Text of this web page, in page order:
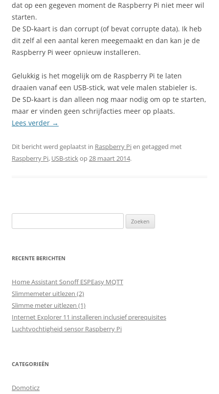
dat op een gegeven moment de Raspberry Pi niet meer wil
starten.
De SD-kaart is dan corrupt (of bevat corrupte data). Ik heb
dit zelf al een aantal keren meegemaakt en dan kan je de
Raspberry Pi weer opnieuw installeren.
Gelukkig is het mogelijk om de Raspberry Pi te laten
draaien vanaf een USB-stick, wat vele malen stabieler is.
De SD-kaart is dan alleen nog maar nodig om op te starten,
maar er vinden geen schrijfacties meer op plaats.
Lees verder →
Dit bericht werd geplaatst in Raspberry Pien getagged met
Raspberry Pi, USB-stickop28 maart 2014.
naar:
RECENTE BERICHTEN
Home Assistant Sonoff ESPEasy MQTT
Slimmemeter uitlezen (2)
Slimme meter uitlezen (1)
Internet Explorer 11 installeren inclusief prerequisites
Luchtvochtigheid sensor Raspberry Pi
CATEGORIEËN
Domoticz